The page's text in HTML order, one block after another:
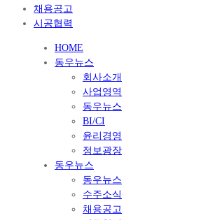
채용공고
시공협력
HOME
동우뉴스
회사소개
사업영역
동우뉴스
BI/CI
윤리경영
정보광장
동우뉴스
동우뉴스
수주소식
채용공고